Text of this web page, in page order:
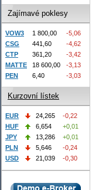
Zajímavé poklesy
VOW3 1 800,00
-5,06
CSG
441,60
-4,62
CTP
361,20
-3,42
MATTE
18 600,00
-3,13
PEN
6,40 -3,03
Kurzovní lístek
EUR 24,265
-0,22
HUF
6,654
+0,01
JPY
13,286
+0,01
PLN
5,646
-0,24
USD
21,039 -0,30